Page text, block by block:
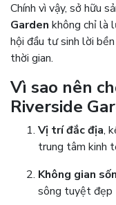
Chính vì vậy, sở hữu
Garden không chỉ là
hội đầu tư sinh lời
thời gian.
Vì sao nên
Riverside
Vị trí đắc địa,
trung tâm kinh
Không gian
sông tuyệt đẹp